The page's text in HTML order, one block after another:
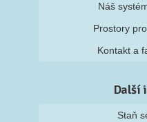
Náš
Prostory
Kontakt a
Další
Staň